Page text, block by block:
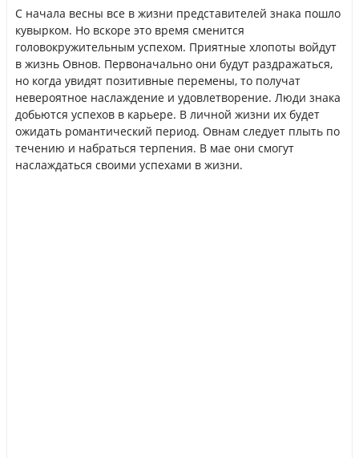
С начала весны все в жизни представителей знака пошло
кувырком. Но вскоре это время сменится
головокружительным успехом. Приятные хлопоты войдут
в жизнь Овнов. Первоначально они будут раздражаться,
но когда увидят позитивные перемены, то получат
невероятное наслаждение и удовлетворение. Люди знака
добьются успехов в карьере. В личной жизни их будет
ожидать романтический период. Овнам следует плыть по
течению и набраться терпения. В мае они смогут
наслаждаться своими успехами в жизни.